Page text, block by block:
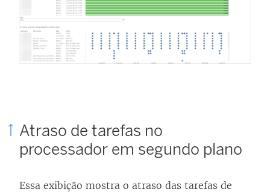
Atraso de tarefas no
processador em segundo plano
Essa exibição mostra o atraso das tarefas de